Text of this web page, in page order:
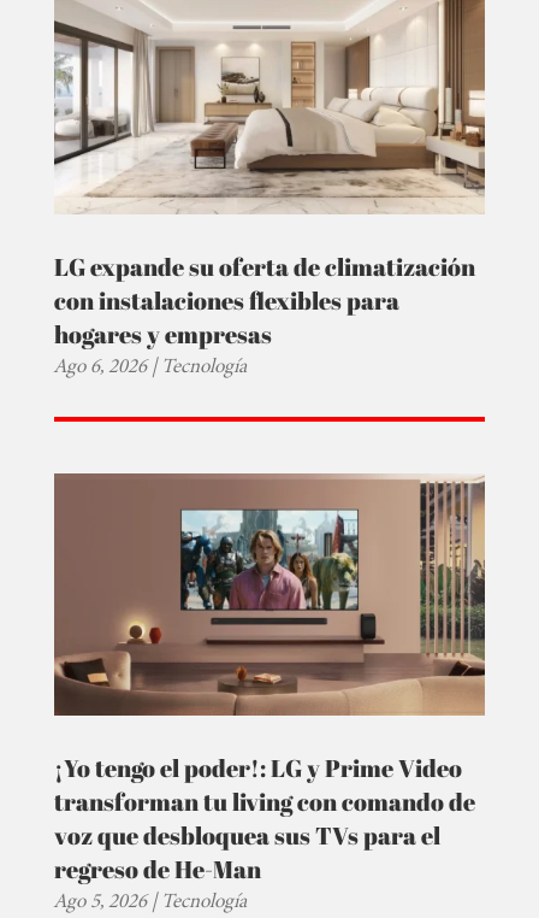
LG expande su oferta de climatización
con instalaciones flexibles para
hogares y empresas
Ago 6, 2026|Tecnología
¡Yo tengo el poder!: LG y Prime Video
transforman tu living con comando de
voz que desbloquea sus TVs para el
regreso de He-Man
Ago 5, 2026|Tecnología